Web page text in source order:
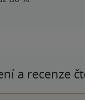
a recenze